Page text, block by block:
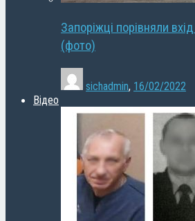
Запоріжці порівняли
(фото)
sichadmin, 16/02/2022
Відео